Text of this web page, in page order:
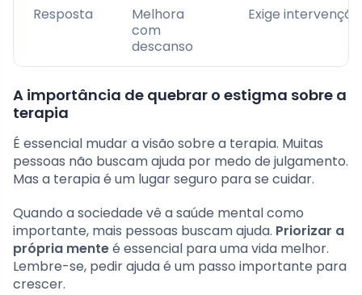
Resposta
Melhora
com
descanso
Exige intervenção
A importância de quebrar o estigma sobre a
terapia
É essencial mudar a visão sobre a terapia. Muitas
pessoas não buscam ajuda por medo de julgamento.
Mas a terapia é um lugar seguro para se cuidar.
Quando a sociedade vê a saúde mental como
importante, mais pessoas buscam ajuda. Priorizar a
própria menteé essencial para uma vida melhor.
Lembre-se, pedir ajuda é um passo importante para
crescer.